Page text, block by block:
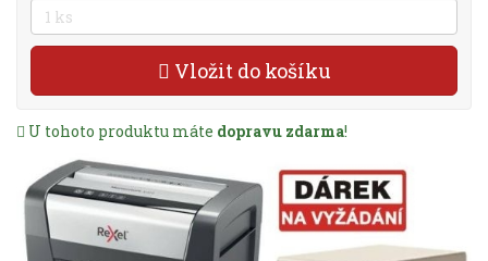
Vložit do košíku
U tohoto produktu máte dopravu zdarma!